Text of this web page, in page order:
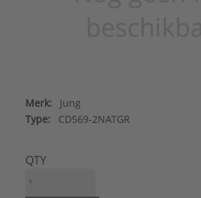
Merk:
Jung
Type:
CD569-2NATGR
QTY